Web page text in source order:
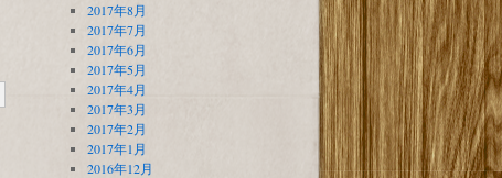
2017年8月
2017年7月
2017年6月
2017年5月
2017年4月
2017年3月
2017年2月
2017年1月
2016年12月